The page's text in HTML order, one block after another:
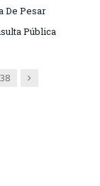
De Pesar
Pública
38 Next